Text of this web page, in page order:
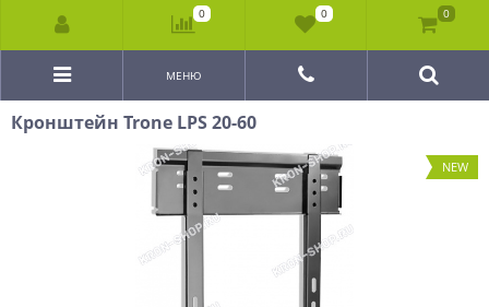
МЕНЮ
Кронштейн Trone LPS 20-60
NEW
0 0 0